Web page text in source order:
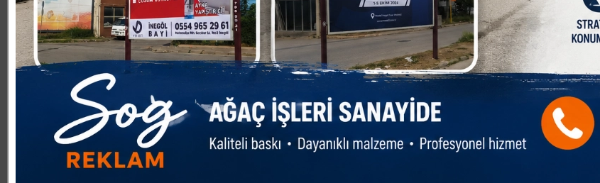
Küresel ekonominin durumu belli
“Türkiye ekonomisi de daralma sürecinden geçiyor. Dolayısıyla İnegölspor’umuza destek olacak olan firmalarımız için
de ekmek aslanın ağzında bunu da çok iyi biliyoruz. Bu sebeple İnegölspor sevdalıların desteğine bugün için değil bu
kulübün geleceği için, “altyapısı güçlü, mücadele ruhu yüksek daha sürdürülebilir bir İnegölspor” için talibiz.Şunu net
bir şekilde vurgulamak isterim:İnegölspor’umuzun her kuruşu çok kıymetli. Bu nedenle, aşırı mali disiplinle hareket
ediyor, har vurup harman savuracak harcamalardan uzak durarak kaynaklarımızı en verimli şekilde kullanmayı tercih
ettiğimizden kimsenin şüphesi olmasın.Biz bu takımın bugününe değil geleceğine talip olduk! Kulübümüzü daha güçlü
bir biçimde geleceğe taşımak için yepyeni sürdürülebilir gelir projeleri üzerinde çalışıyoruz. Bu projeler,
İnegölspor’umuzu mali açıdan daha bağımsız ve rekabetçi bir kulüp haline getirecek. Sizlerden ricamız, bu süreçte
bizlere güvenmeniz ve desteklerinizi esirgememeniz. Teknik direktörlük görevine, değerli hocamız Sn. İsmail Güldüren
ve ekibini getirdik. Kendilerine ve vizyonlarına sonuna kadar güveniyoruz. Hocamızın liderliğinde, takımımız sahada